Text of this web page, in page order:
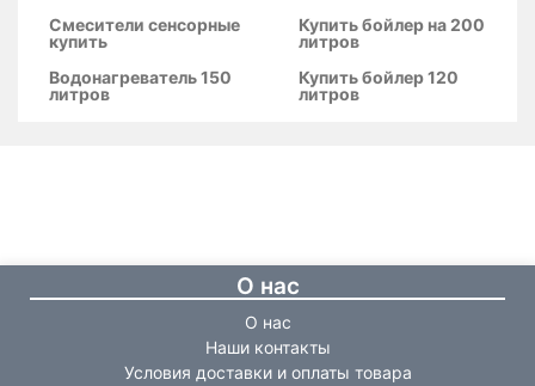
Смесители сенсорные
купить
Купить бойлер на 200
литров
Водонагреватель 150
литров
Купить бойлер 120
литров
О нас
О нас
Наши контакты
Условия доставки и оплаты товара